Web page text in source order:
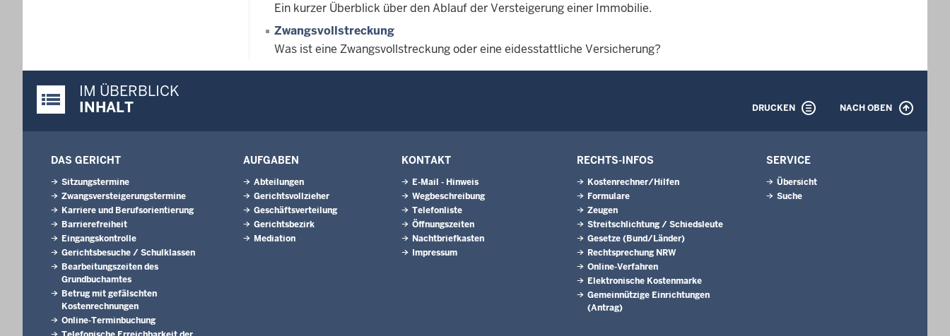
Ein kurzer Überblick über den Ablauf der Versteigerung einer Immobilie.
Zwangsvollstreckung
Was ist eine Zwangsvollstreckung oder eine eidesstattliche Versicherung?
Justiz-Portal im Überblick:
IM ÜBERBLICK
INHALT
DRUCKEN NACH OBEN
DAS GERICHT
Sitzungstermine
Zwangsversteigerungs­termine
Karriere und Berufsorientierung
Barrierefreiheit
Eingangskontrolle
Gerichtsbesuche / Schulklassen
Bearbeitungszeiten des
Grundbuchamtes
Betrug mit gefälschten
Kostenrechnungen
Online-Terminbuchung
AUFGABEN
Abteilungen
Gerichtsvollzieher
Geschäftsverteilung
Gerichtsbezirk
Mediation
KONTAKT
E-Mail - Hinweis
Wegbeschreibung
Telefonliste
Öffnungszeiten
Nachtbriefkasten
Impressum
RECHTS-INFOS
Kostenrechner/Hilfen
Formulare
Zeugen
Streitschlichtung / Schiedsleute
Gesetze (Bund/Länder)
Rechtsprechung NRW
Online-Verfahren
Elektronische Kostenmarke
Gemeinnützige Einrichtungen
(Antrag)
SERVICE
Übersicht
Suche